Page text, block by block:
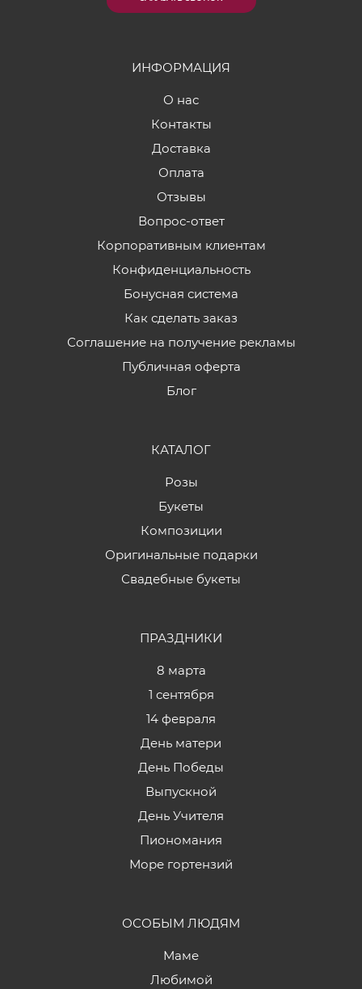
ИНФОРМАЦИЯ
О нас
Контакты
Доставка
Оплата
Отзывы
Вопрос-ответ
Корпоративным клиентам
Конфиденциальность
Бонусная система
Как сделать заказ
Соглашение на получение рекламы
Публичная оферта
Блог
КАТАЛОГ
Розы
Букеты
Композиции
Оригинальные подарки
Свадебные букеты
ПРАЗДНИКИ
8 марта
1 сентября
14 февраля
День матери
День Победы
Выпускной
День Учителя
Пиономания
Море гортензий
ОСОБЫМ ЛЮДЯМ
Маме
Любимой